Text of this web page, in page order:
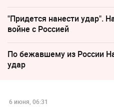
"Придется нанести удар".
войне с Россией
По бежавшему из России
удар
6 июня, 06:31